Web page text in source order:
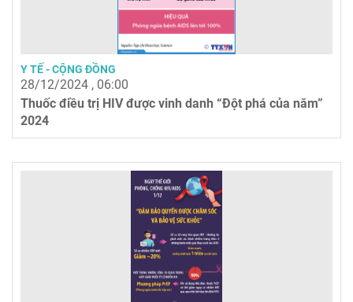
Y TẾ - CỘNG ĐỒNG
28/12/2024 , 06:00
Thuốc điều trị HIV được vinh danh “Đột phá của năm”
2024